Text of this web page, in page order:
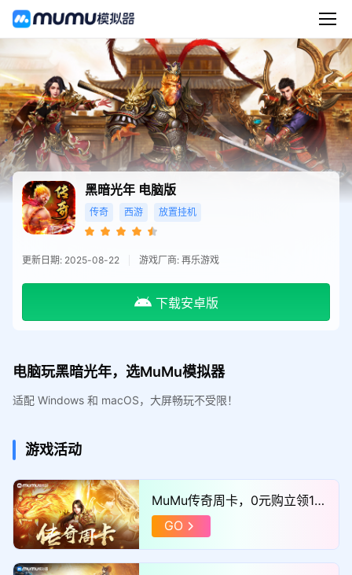
黑暗光年 电脑版
传奇 西游 放置挂机
更新日期: 2025-08-22 游戏厂商: 再乐游戏
下载安卓版
电脑玩黑暗光年，选MuMu模拟器
适配 Windows 和 macOS，大屏畅玩不受限！
游戏活动
MuMu传奇周卡，0元购立领11
52满减券！
GO